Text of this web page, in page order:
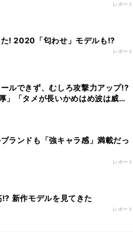
レポート
! 2020「匂わせ」モデルも!?
レポート
ルできず、むしろ攻撃力アップ!?
」「タメが長いかめはめ波は威力
ランドも「強キャラ感」満載だっ
レポート
新作モデルを見てきた
レポート